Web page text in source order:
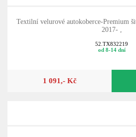
Textilní velurové autokoberce-Premium
2017- ,
52.TX832219
od 8-14 dní
1 091,- Kč